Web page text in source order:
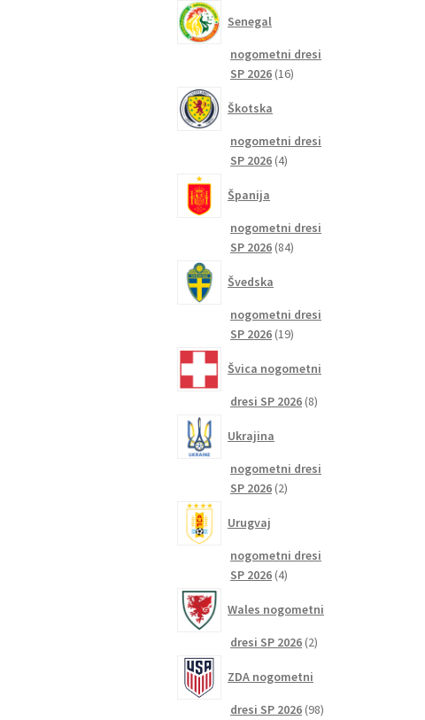
Senegal
nogometni dresi
SP 2026 1616
Škotska
nogometni dresi
SP 2026 44
Španija
nogometni dresi
SP 2026 8484
Švedska
nogometni dresi
SP 2026 1919
Švica nogometni
dresi SP 2026 88
Ukrajina
nogometni dresi
SP 2026 22
Urugvaj
nogometni dresi
SP 2026 44
Wales nogometni
dresi SP 2026 22
ZDA nogometni
dresi SP 2026 9898